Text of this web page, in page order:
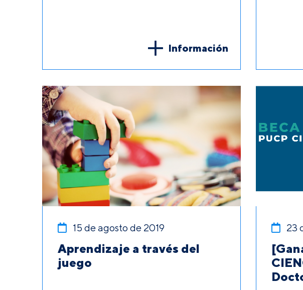
Información
15 de agosto de 2019
Aprendizaje a través del
juego
23